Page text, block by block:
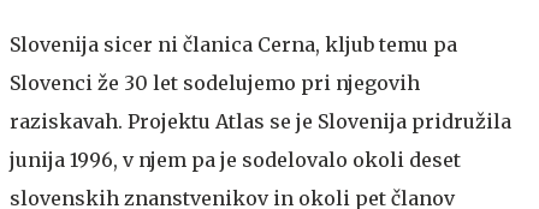
Slovenija sicer ni članica Cerna, kljub temu pa
Slovenci že 30 let sodelujemo pri njegovih
raziskavah. Projektu Atlas se je Slovenija pridružila
junija 1996, v njem pa je sodelovalo okoli deset
slovenskih znanstvenikov in okoli pet članov